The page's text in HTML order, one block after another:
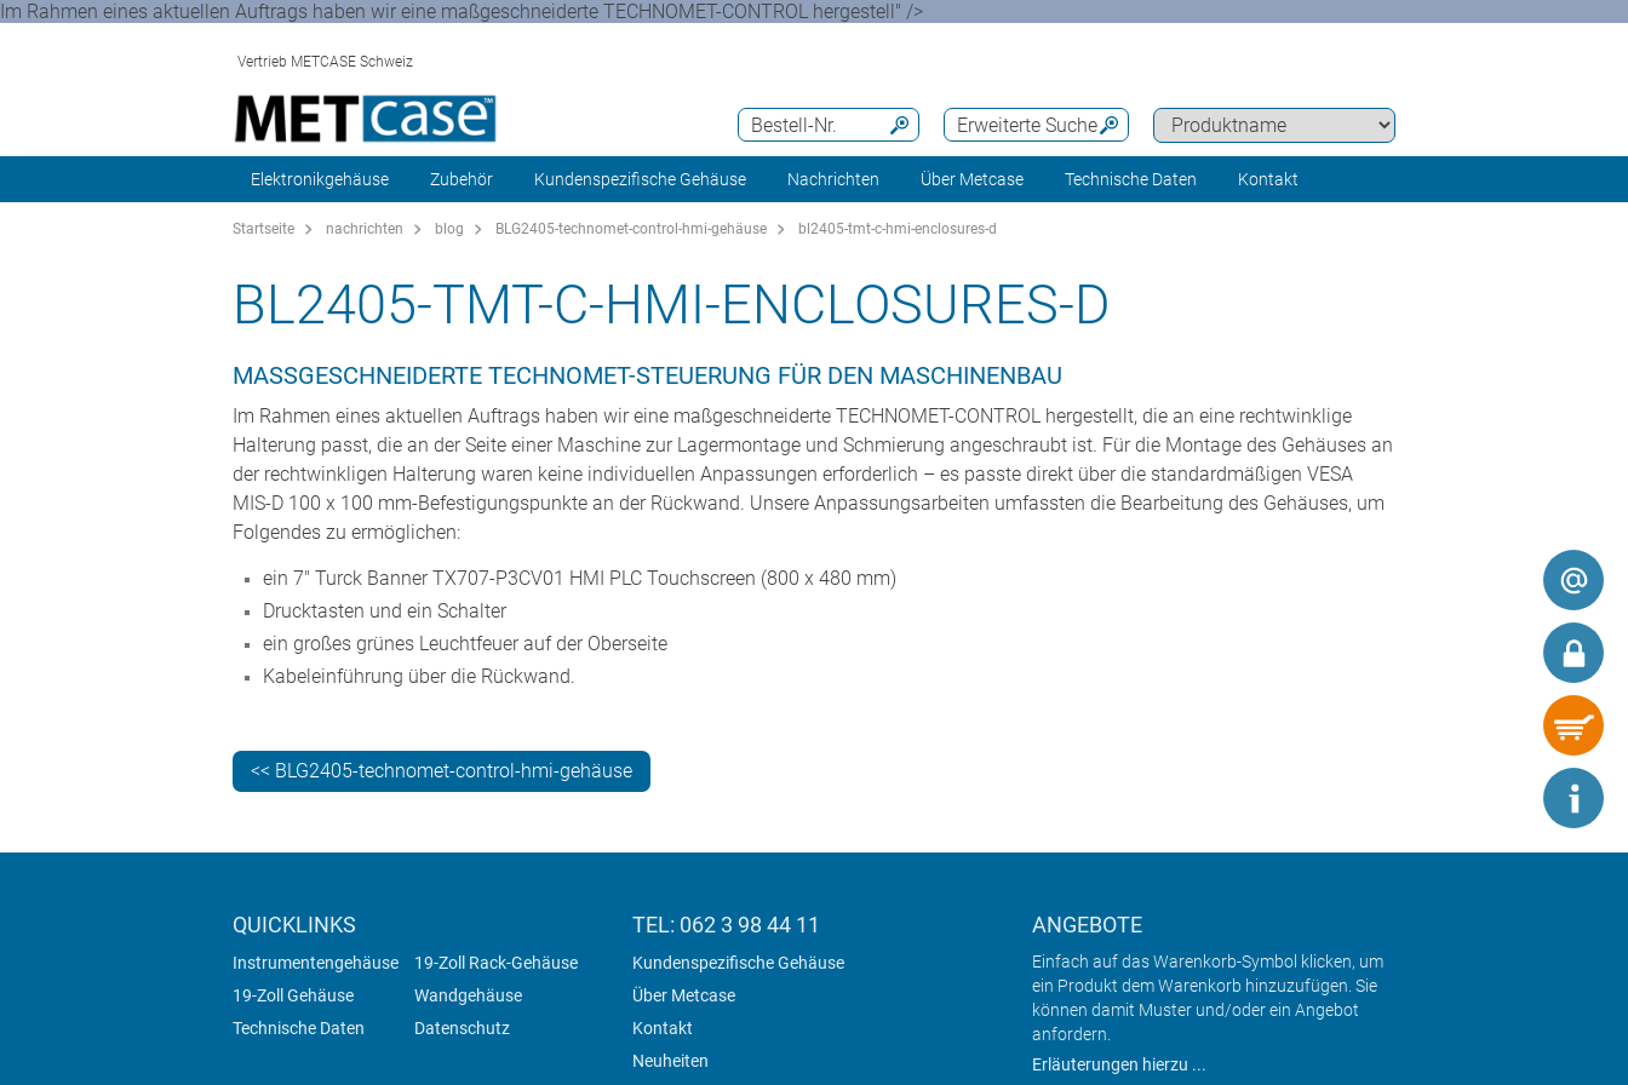
Im Rahmen eines aktuellen Auftrags haben wir eine maßgeschneiderte TECHNOMET-CONTROL hergestell" />
Vertrieb METCASE Schweiz
Erweiterte Suche
Bestell-Nr.
Elektronikgehäuse Zubehör Kundenspezifische Gehäuse Nachrichten Über Metcase Technische Daten Kontakt
Startseite nachrichten blog BLG2405-technomet-control-hmi-gehäuse bl2405-tmt-c-hmi-enclosures-d
BL2405-TMT-C-HMI-ENCLOSURES-D
MASSGESCHNEIDERTE TECHNOMET-STEUERUNG FÜR DEN MASCHINENBAU
Im Rahmen eines aktuellen Auftrags haben wir eine maßgeschneiderte TECHNOMET-CONTROL hergestellt, die an eine rechtwinklige
Halterung passt, die an der Seite einer Maschine zur Lagermontage und Schmierung angeschraubt ist. Für die Montage des Gehäuses an
der rechtwinkligen Halterung waren keine individuellen Anpassungen erforderlich – es passte direkt über die standardmäßigen VESA
MIS-D 100 x 100 mm-Befestigungspunkte an der Rückwand. Unsere Anpassungsarbeiten umfassten die Bearbeitung des Gehäuses, um
Folgendes zu ermöglichen:
ein 7" Turck Banner TX707-P3CV01 HMI PLC Touchscreen (800 x 480 mm)
Drucktasten und ein Schalter
ein großes grünes Leuchtfeuer auf der Oberseite
Kabeleinführung über die Rückwand.
<< BLG2405-technomet-control-hmi-gehäuse
QUICKLINKS
Instrumentengehäuse
19-Zoll Rack-Gehäuse
19-Zoll Gehäuse
Wandgehäuse
Technische Daten
Datenschutz
TEL: 062 3 98 44 11
Kundenspezifische Gehäuse
Über Metcase
Kontakt
Neuheiten
ANGEBOTE
Einfach auf das Warenkorb-Symbol klicken, um
ein Produkt dem Warenkorb hinzuzufügen. Sie
können damit Muster und/oder ein Angebot
anfordern.
Erläuterungen hierzu ...